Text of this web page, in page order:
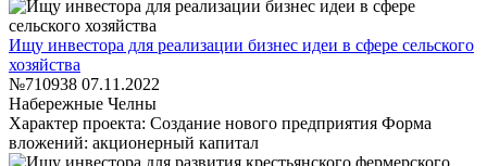
Ищу инвестора для реализации бизнес идеи в сфере сельского
хозяйства
№710938 07.11.2022
Набережные Челны
Характер проекта: Создание нового предприятия Форма
вложений: акционерный капитал